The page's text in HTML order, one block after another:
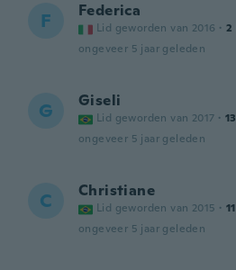
F Federica
Lid geworden van 2016 · 2
ongeveer 5 jaar geleden
G Giseli
Lid geworden van 2017 · 13
ongeveer 5 jaar geleden
C Christiane
Lid geworden van 2015 · 11
ongeveer 5 jaar geleden